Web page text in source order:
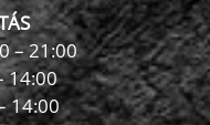
– 21:00
14:00
14:00